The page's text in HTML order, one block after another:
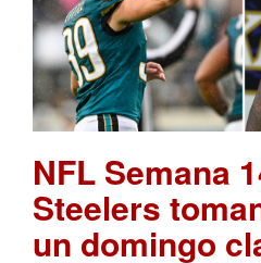
NFL Semana
Steelers
un domingo